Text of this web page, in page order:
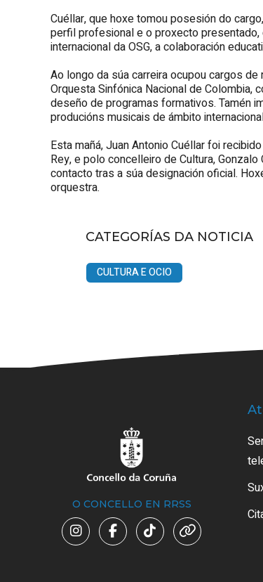
Cuéllar, que hoxe tomou posesión do
perfil profesional e o proxecto
internacional da OSG, a colaboración
Ao longo da súa carreira ocupou cargos
Orquesta Sinfónica Nacional de Colombia,
deseño de programas formativos. Tamén
producións musicais de ámbito
Esta mañá, Juan Antonio Cuéllar foi
Rey, e polo concelleiro de Cultura,
contacto tras a súa designación oficial.
orquestra.
CATEGORÍAS DA NOTICIA
CULTURA E OCIO
O CONCELLO EN RRSS